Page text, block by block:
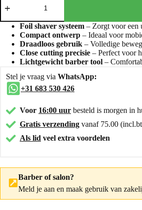
Foil shaver systeem – Zorgt voor een
Compact ontwerp – Ideaal voor
Draadloos gebruik – Volledige
Close cutting precisie – Perfect voor
Lichtgewicht barber tool –
Stel je vraag via WhatsApp:
+31 683 530 426
Voor 16:00 uur besteld is morgen in
Gratis verzending vanaf 75.00
Als lid veel extra voordelen
Barber of salon?
Meld je aan en maak gebruik van